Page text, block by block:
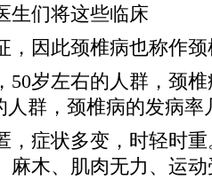
生们将这些临床
因此颈椎病也称作颈
岁左右的人群，颈椎
人群，颈椎病的发病率
症状多变，时轻时重
麻木、肌肉无力、运